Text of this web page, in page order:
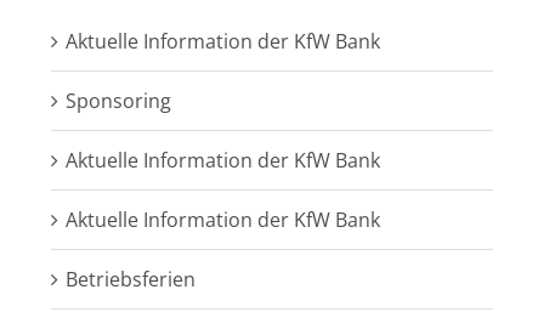
Aktuelle Information der KfW Bank
Sponsoring
Aktuelle Information der KfW Bank
Aktuelle Information der KfW Bank
Betriebsferien